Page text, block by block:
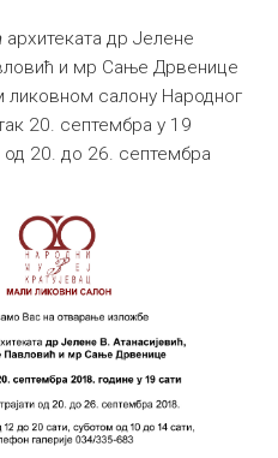
архитеката др Јелене
и мр Сање Дрвенице
ликовном салону Народног
20. септембра у 19
од 20. до 26. септембра